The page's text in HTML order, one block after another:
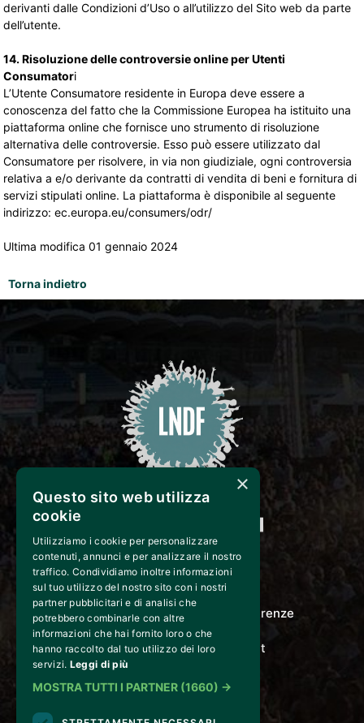
derivanti dalle Condizioni d’Uso o all’utilizzo del Sito web da parte
dell’utente.
14. Risoluzione delle controversie online per Utenti
Consumatori
L’Utente Consumatore residente in Europa deve essere a
conoscenza del fatto che la Commissione Europea ha istituito una
piattaforma online che fornisce uno strumento di risoluzione
alternativa delle controversie. Esso può essere utilizzato dal
Consumatore per risolvere, in via non giudiziale, ogni controversia
relativa a e/o derivante da contratti di vendita di beni e fornitura di
servizi stipulati online. La piattaforma è disponibile al seguente
indirizzo: ec.europa.eu/consumers/odr/
Ultima modifica 01 gennaio 2024
Torna indietro
CONTATTI
LE NOZZE DI FIGARO
Via Gordigiani 14 - 50127 Firenze
info@lenozzedifigaro.it
×
Questo sito web utilizza
cookie
Utilizziamo i cookie per personalizzare
contenuti, annunci e per analizzare il nostro
traffico. Condividiamo inoltre informazioni
sul tuo utilizzo del nostro sito con i nostri
partner pubblicitari e di analisi che
potrebbero combinarle con altre
informazioni che hai fornito loro o che
hanno raccolto dal tuo utilizzo dei loro
servizi. Leggi di più
MOSTRA TUTTI I PARTNER (1660) →